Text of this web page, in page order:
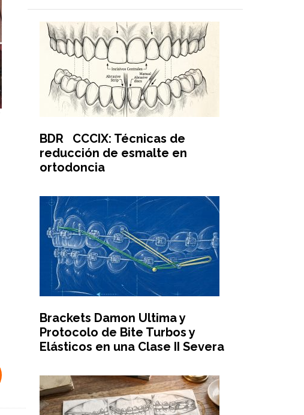
BDR CCCIX: Técnicas de
reducción de esmalte en
ortodoncia
Brackets Damon Ultima y
Protocolo de Bite Turbos y
Elásticos en una Clase II Severa